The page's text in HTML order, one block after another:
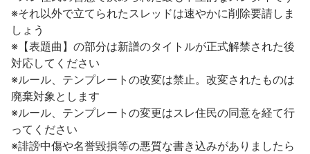
※それ以外で立てられたスレッドは速やかに削除要請しま
しょう
※【表題曲】の部分は新譜のタイトルが正式解禁された後
対応してください
※ルール、テンプレートの改変は禁止。改変されたものは
廃棄対象とします
※ルール、テンプレートの変更はスレ住民の同意を経て行
ってください
※誹謗中傷や名誉毀損等の悪質な書き込みがありましたら